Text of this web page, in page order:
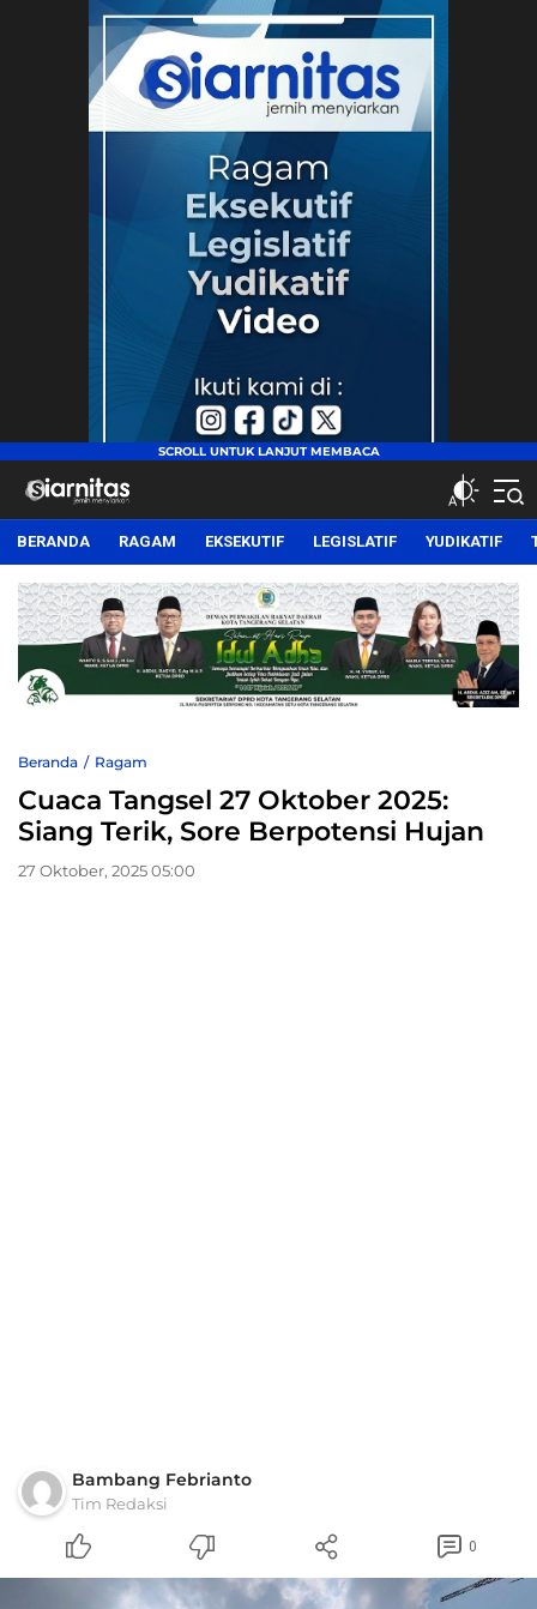
siarnitas
Jernih Menyiarkan
BERANDA RAGAM EKSEKUTIF LEGISLATIF YUDIKATIF
Beranda Ragam
Cuaca Tangsel 27 Oktober 2025:
Siang Terik, Sore Berpotensi Hujan
27 Oktober, 2025 05:00
Bambang Febrianto
Tim Redaksi
0